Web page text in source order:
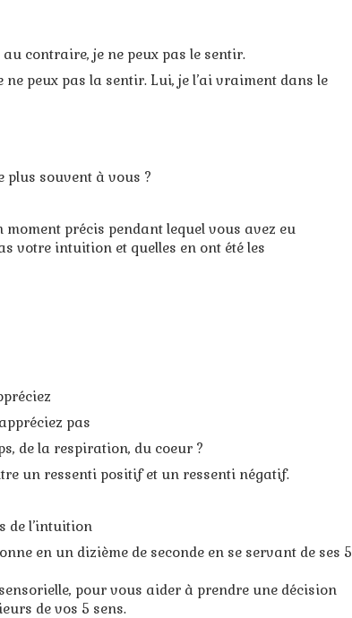
au contraire, je ne peux pas le sentir.
ne peux pas la sentir. Lui, je l’ai vraiment dans le
plus souvent à vous ?
moment précis pendant lequel vous avez eu
votre intuition et quelles en ont été les
pas
de la respiration, du coeur ?
un ressenti positif et un ressenti négatif.
de l’intuition
en un dizième de seconde en se servant de ses 5
pour vous aider à prendre une décision
de vos 5 sens.